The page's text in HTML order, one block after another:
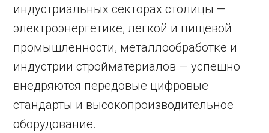
индустриальных секторах столицы —
электроэнергетике, легкой и пищевой
промышленности, металлообработке и
индустрии стройматериалов — успешно
внедряются передовые цифровые
стандарты и высокопроизводительное
оборудование.